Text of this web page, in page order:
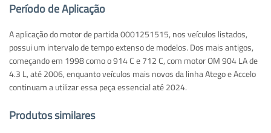
Período de Aplicação
A aplicação do motor de partida 0001251515, nos veículos listados,
possui um intervalo de tempo extenso de modelos. Dos mais antigos,
começando em 1998 como o 914 C e 712 C, com motor OM 904 LA de
4.3 L, até 2006, enquanto veículos mais novos da linha Atego e Accelo
continuam a utilizar essa peça essencial até 2024.
Produtos similares